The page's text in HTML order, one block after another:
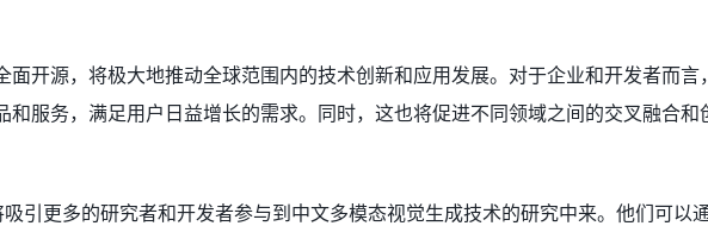
面开源，将极大地推动全球范围内的技术创新和应用发展。对于企业和开发者而
和服务，满足用户日益增长的需求。同时，这也将促进不同领域之间的交叉融合
引更多的研究者和开发者参与到中文多模态视觉生成技术的研究中来。他们可以